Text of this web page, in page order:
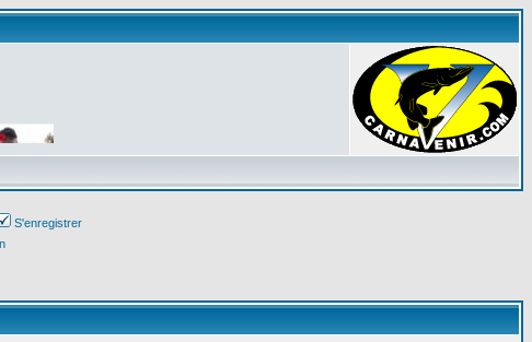
S'enregistrer